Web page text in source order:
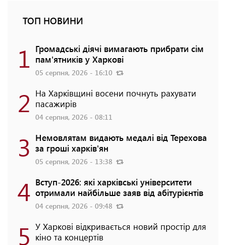
ТОП НОВИНИ
1 Громадські діячі вимагають прибрати сім
пам'ятників у Харкові
05 серпня, 2026 - 16:10
2 На Харківщині восени почнуть рахувати
пасажирів
04 серпня, 2026 - 08:11
3 Немовлятам видають медалі від Терехова
за гроші харків'ян
05 серпня, 2026 - 13:38
4 Вступ-2026: які харківські університети
отримали найбільше заяв від абітурієнтів
04 серпня, 2026 - 09:48
5 У Харкові відкривається новий простір для
кіно та концертів